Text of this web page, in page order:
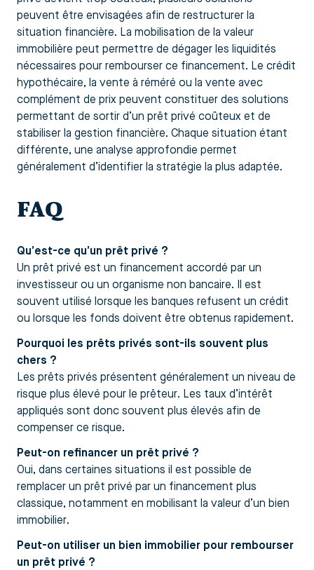
peuvent être envisagées afin de restructurer la
situation financière. La mobilisation de la valeur
immobilière peut permettre de dégager les liquidités
nécessaires pour rembourser ce financement. Le crédit
hypothécaire, la vente à réméré ou la vente avec
complément de prix peuvent constituer des solutions
permettant de sortir d’un prêt privé coûteux et de
stabiliser la gestion financière. Chaque situation étant
différente, une analyse approfondie permet
généralement d’identifier la stratégie la plus adaptée.
FAQ
Qu’est-ce qu’un prêt privé ?
Un prêt privé est un financement accordé par un
investisseur ou un organisme non bancaire. Il est
souvent utilisé lorsque les banques refusent un crédit
ou lorsque les fonds doivent être obtenus rapidement.
Pourquoi les prêts privés sont-ils souvent plus
chers ?
Les prêts privés présentent généralement un niveau de
risque plus élevé pour le prêteur. Les taux d’intérêt
appliqués sont donc souvent plus élevés afin de
compenser ce risque.
Peut-on refinancer un prêt privé ?
Oui, dans certaines situations il est possible de
remplacer un prêt privé par un financement plus
classique, notamment en mobilisant la valeur d’un bien
immobilier.
Peut-on utiliser un bien immobilier pour rembourser
un prêt privé ?